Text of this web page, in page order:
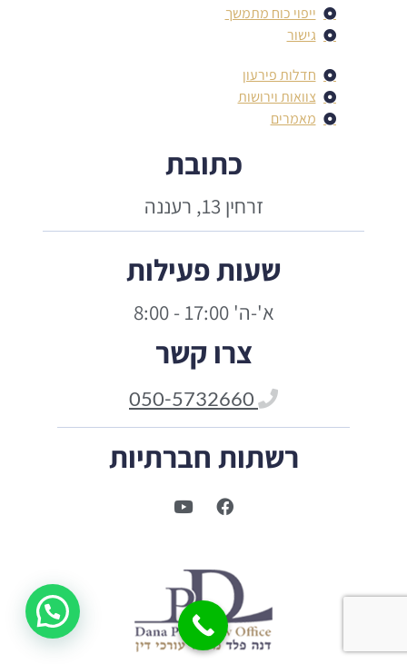
ייפוי כוח מתמשך
גישור
חדלות פירעון
צוואות וירושות
מאמרים
כתובת
זרחין 13, רעננה
שעות פעילות
א'-ה' 17:00 - 8:00
צרו קשר
רשתות חברתיות
שלום וברכה